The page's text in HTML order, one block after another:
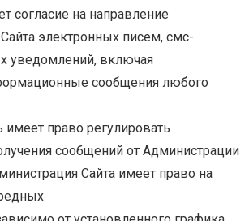
согласие на направление
Сайта электронных писем, смс-
уведомлений, включая
сообщения любого
имеет право регулировать
сообщений от Администрации
Сайта имеет право на